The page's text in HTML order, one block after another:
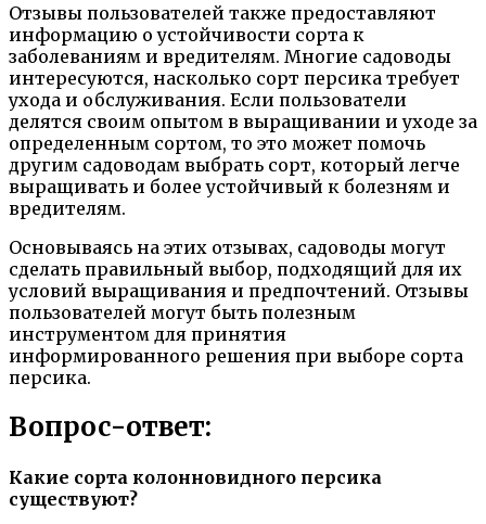
Отзывы пользователей также предоставляют
информацию о устойчивости сорта к
заболеваниям и вредителям. Многие садоводы
интересуются, насколько сорт персика требует
ухода и обслуживания. Если пользователи
делятся своим опытом в выращивании и уходе за
определенным сортом, то это может помочь
другим садоводам выбрать сорт, который легче
выращивать и более устойчивый к болезням и
вредителям.
Основываясь на этих отзывах, садоводы могут
сделать правильный выбор, подходящий для их
условий выращивания и предпочтений. Отзывы
пользователей могут быть полезным
инструментом для принятия
информированного решения при выборе сорта
персика.
Вопрос-ответ:
Какие сорта колонновидного персика
существуют?